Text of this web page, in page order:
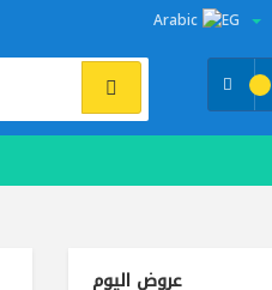
Arabic
عروض اليوم